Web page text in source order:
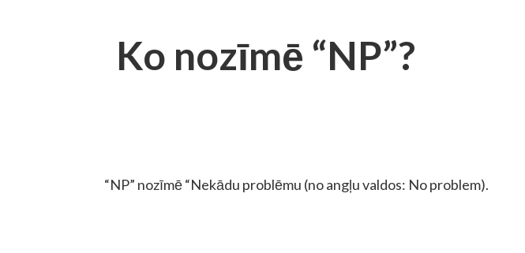
Ko nozīmē “NP”?
“NP” nozīmē “Nekādu problēmu (no angļu valdos: No problem).